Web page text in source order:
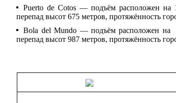
Puerto de Cotos — подъём расположен на
перепад высот 675 метров, протяжённость
Bola del Mundo — подъём расположен на
перепад высот 987 метров, протяжённость